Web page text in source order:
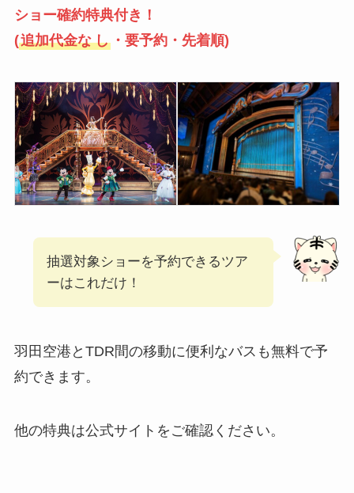
ショー確約特典付き！
(追加代金な し・要予約・先着順)
抽選対象ショーを予約できるツア
ーはこれだけ！
羽田空港とTDR間の移動に便利なバスも無料で予
約できます。
他の特典は公式サイトをご確認ください。